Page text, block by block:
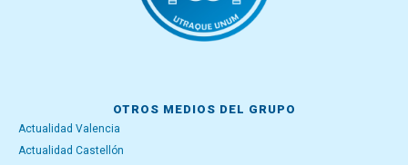
OTROS MEDIOS DEL GRUPO
Actualidad Valencia
Actualidad Castellón